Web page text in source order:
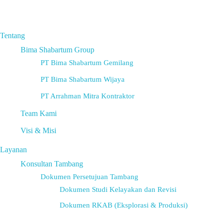
Tentang
Bima Shabartum Group
PT Bima Shabartum Gemilang
PT Bima Shabartum Wijaya
PT Arrahman Mitra Kontraktor
Team Kami
Visi & Misi
Layanan
Konsultan Tambang
Dokumen Persetujuan Tambang
Dokumen Studi Kelayakan dan Revisi
Dokumen RKAB (Eksplorasi & Produksi)